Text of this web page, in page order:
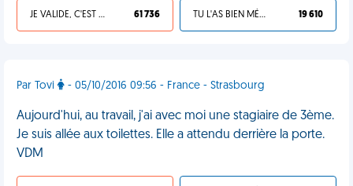
JE VALIDE, C'EST UNE VDM 61 736 TU L'AS BIEN MÉRITÉ 19 610
Par Tovi - 05/10/2016 09:56 - France - Strasbourg
Aujourd'hui, au travail, j'ai avec moi une stagiaire de 3ème.
Je suis allée aux toilettes. Elle a attendu derrière la porte.
VDM